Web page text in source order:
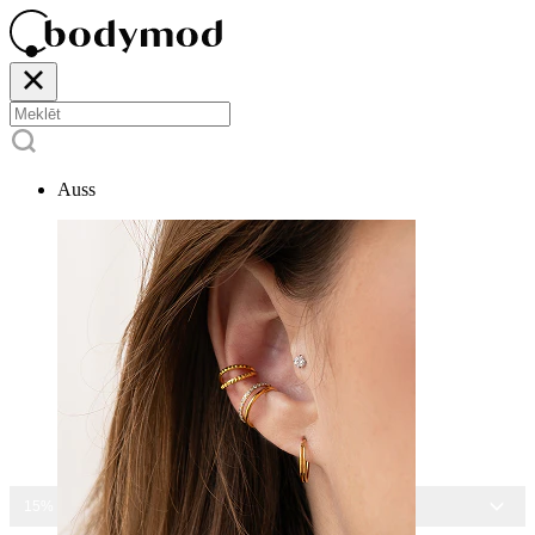
Auss
15% ATLAIDE VISĀM ROTĀM